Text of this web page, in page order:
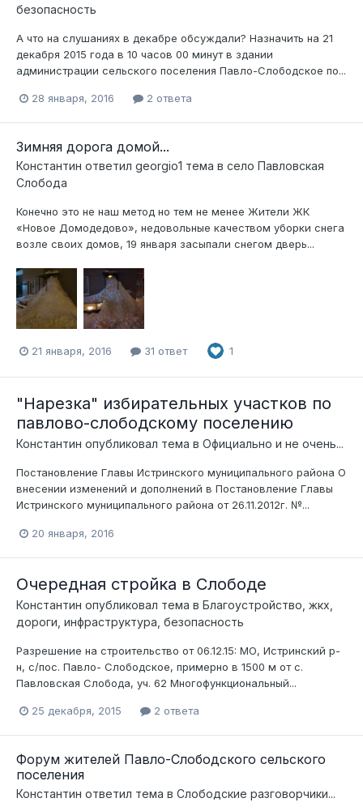
безопасность
А что на слушаниях в декабре обсуждали? Назначить на 21
декабря 2015 года в 10 часов 00 минут в здании
администрации сельского поселения Павло-Слободское по...
28 января, 2016 2 ответа
Зимняя дорога домой...
Константин ответил georgio1 тема в село Павловская
Слобода
Конечно это не наш метод но тем не менее Жители ЖК
«Новое Домодедово», недовольные качеством уборки снега
возле своих домов, 19 января засыпали снегом дверь...
21 января, 2016 31 ответ 1
"Нарезка" избирательных участков по
павлово-слободскому поселению
Константин опубликовал тема в Официально и не очень...
Постановление Главы Истринского муниципального района О
внесении изменений и дополнений в Постановление Главы
Истринского муниципального района от 26.11.2012г. №...
20 января, 2016
Очередная стройка в Слободе
Константин опубликовал тема в Благоустройство, жкх,
дороги, инфраструктура, безопасность
Разрешение на строительство от 06.12.15: МО, Истринский р-
н, с/пос. Павло- Слободское, примерно в 1500 м от с.
Павловская Слобода, уч. 62 Многофункциональный...
25 декабря, 2015 2 ответа
Форум жителей Павло-Слободского сельского
поселения
Константин ответил тема в Слободские разговорчики...